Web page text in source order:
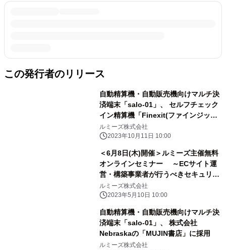
この発行者のリリース
自動精算機・自動販売機向けマルチ決
済端末「salo-01」、 セルフチェック
イン精算機「Finexit(ファインジッ
ト)」に採用
ルミーズ株式会社
2023年10月11日 10:00
＜6月8日(木)開催＞ルミーズ主催無料
オンラインセミナー ～ECサイト運
営・構築事業者が行うべきセキュリテ
ィ対策～
ルミーズ株式会社
2023年5月10日 10:00
自動精算機・自動販売機向けマルチ決
済端末「salo-01」、 株式会社
Nebraskaの「MUJIN書店」に採用
ルミーズ株式会社